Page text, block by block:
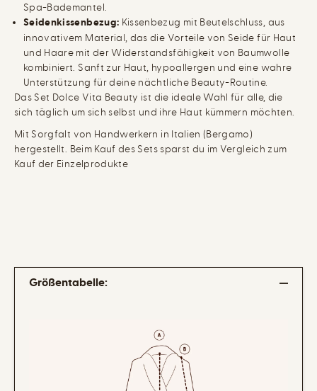
D
o
c
e
V
t
a
e
a
u
t
y
a
B
e
a
u
t
Spa-Bademantel.
Seidenkissenbezug: Kissenbezug mit Beutelschluss, aus
innovativem Material, das die Vorteile von Seide für Haut
und Haare mit der Widerstandsfähigkeit von Baumwolle
kombiniert. Sanft zur Haut, hypoallergen und eine wahre
Unterstützung für deine nächtliche Beauty-Routine.
Das Set Dolce Vita Beauty ist die ideale Wahl für alle, die
sich täglich um sich selbst und ihre Haut kümmern möchten.
Mit Sorgfalt von Handwerkern in Italien (Bergamo)
hergestellt. Beim Kauf des Sets sparst du im Vergleich zum
Kauf der Einzelprodukte
Größentabelle: